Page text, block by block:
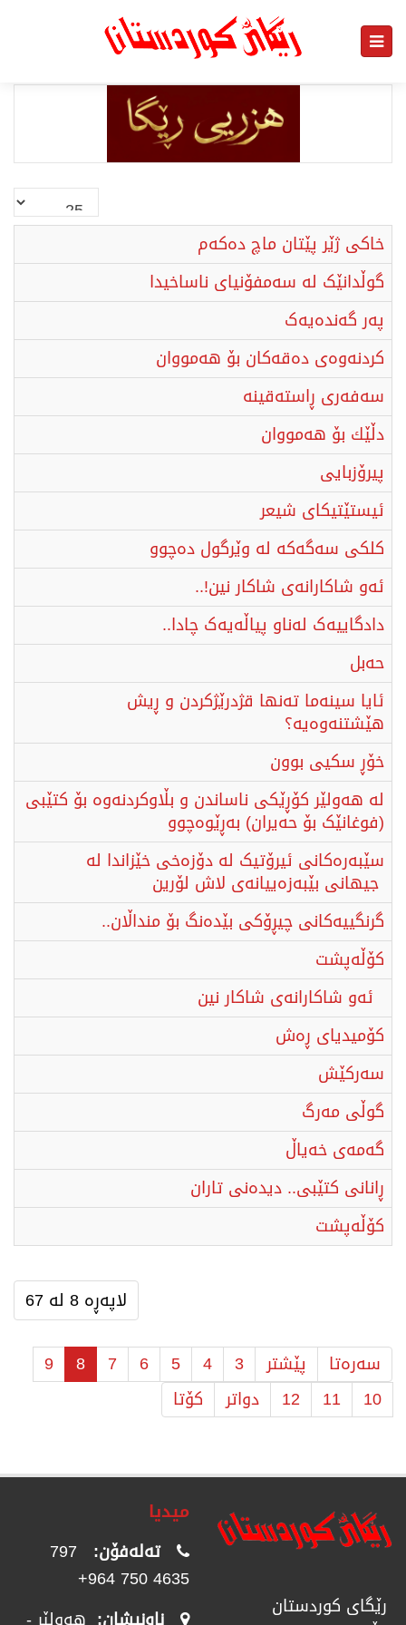
نمایش
#
خاکی ژێر پێتان ماچ ده‌که‌م
گوڵدانێک لە سەمفۆنیای ناساخیدا
پەر گەندەیەک
كردنەوەی دەقەكان بۆ هەمووان
سەفەری ڕاستەقینە
دڵێك بۆ ھەمووان
پیرۆزبایی
ئیستێتیكای شیعر
کلکی سه‌گه‌که‌ له وێرگول ده‌چوو‌
ئەو شاكارانەی شاكار نین!..
دادگاییەک لەناو پیاڵەیەک چادا..
حەبل
ئایا سینەما تەنها قژدرێژکردن و ڕیش
هێشتنەوەیە؟
خۆڕ سکیی بوون
لە هەولێر کۆڕێکی ناساندن و بڵاوکردنەوە بۆ کتێبی
(فوغانێک بۆ حەیران) بەڕێوەچوو
سێبەرەکانی ئیرۆتیک لە دۆزەخی خێزاندا لە
جیهانی بێبەزەییانەی لاش لۆرین
گرنگییەکانی چیڕۆکی بێدەنگ بۆ منداڵان..
کۆڵەپشت
ئەو شاكارانەی شاكار نین
کۆمیدیای ڕه‌ش
گوڵی مەرگ
گەمەی خەیاڵ
ڕانانی کتێبی.. دیدەنی تاران
کۆڵەپشت
لاپەڕە 8 لە 67
سەرەتا پێشتر 3
4
5
6
7
8
9
10
11
12 دواتر كۆتا
رێگای كوردستان
میدیا
تەلەفۆن: 797
4635 750 964+